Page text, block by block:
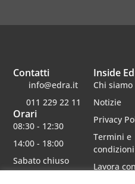
Inside
Chi siamo
Notizie
Privacy
Termini e
condizioni
Lavora
Contatti
info@edra.it
011 229 22 11
Orari
08:30 - 12:30
14:00 - 18:00
Sabato chiuso